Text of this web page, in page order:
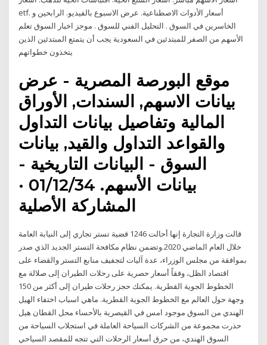
etf. أسعار الأدوات الاصطناعية. عرض الاسبوع بالفيديو. الرابحين و
الخاسرين في السوق . التحليل الفني للسوق . موجز اخبار السوق تعلم
الأسهم من الصفر للمبتدئين في السعودية يجب أن يتمتع المبتدئين الذين
يتخذون خطواتهم
موقع البورصة المصرية - عرض
بيانات الاسهم, السندات, الأوراق
المالية وتفاصيل بيانات التداول
والقواعد التداول والقيد, بيانات
السوق - البيانات التاريخية -
بيانات الأسهم. 01/12/34 ·
المشاركة الأصلية
قالت وزارة التجارة إنها أحالت 1246 قضية تستر تجاري إلى النيابة العامة
خلال العام الماضي 2020.وتضمن نظام مكافحة التستر الجديد الذي صدر
بموافقة من مجلس الوزراء، عدة آليات لتجفيف منابع التستر والقضاء على
اقتصاد الظل، وفقاً أسعار حصرية على رحلات الطيران إلى صلالة مع
الخطوط الجوية القطرية. يمكنك حجز رحلات طيران إلى أكثر من 150
وجهة حول العالم مع الخطوط الجوية القطرية. ماهي اسباب اختفاء الهيل
الهندي من السوق موجود امس في القيصرية بالأحساء محل القطان هيل
حذرت مجموعة من الشركات السياحة العاملة في استجلاب السياحة من
السوق الهندي، من حرق أسعار الرحلات التي تتجه للمقصد السياحي